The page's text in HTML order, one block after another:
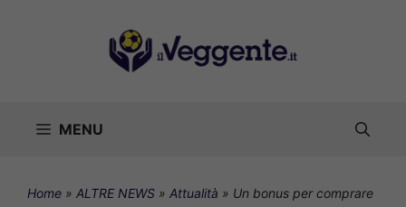
MENU
Home » ALTRE NEWS » Attualità » Un bonus per comprare